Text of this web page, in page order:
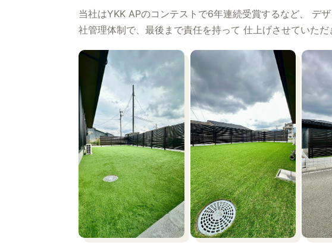
当社はYKK APのコンテストで6年連続受賞するなど、 デ
社管理体制で、最後まで責任を持って 仕上げさせていただ